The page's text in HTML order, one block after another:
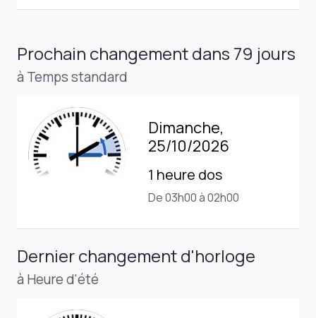
Prochain changementdans 79 jours
à Temps standard
Dimanche,
25/10/2026
1 heure dos
De 03h00 à 02h00
Dernier changement d'horloge
à Heure d'été